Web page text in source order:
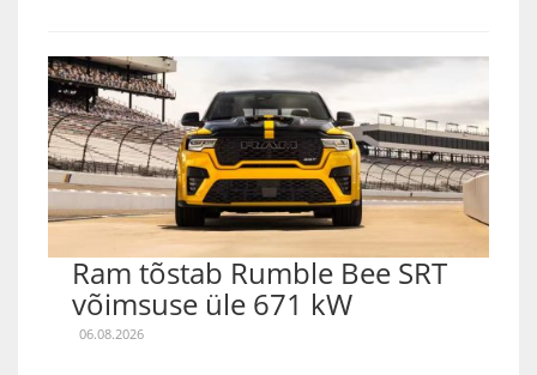
Ram tõstab Rumble Bee SRT
võimsuse üle 671 kW
06.08.2026